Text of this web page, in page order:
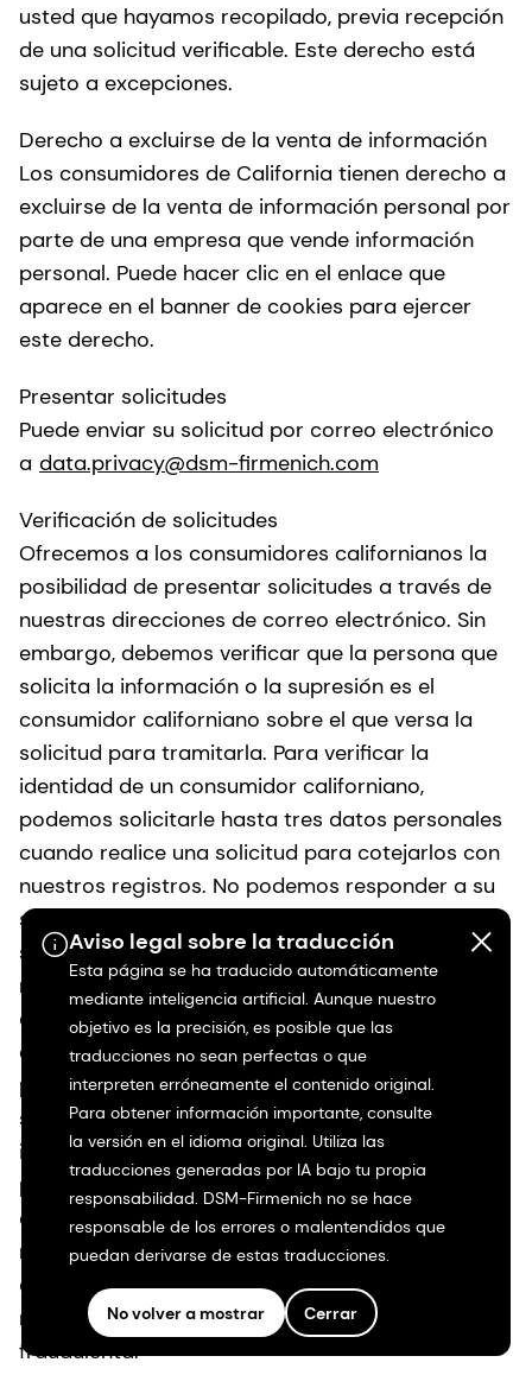
usted que hayamos recopilado, previa recepción
de una solicitud verificable. Este derecho está
sujeto a excepciones.
Derecho a excluirse de la venta de información
Los consumidores de California tienen derecho a
excluirse de la venta de información personal por
parte de una empresa que vende información
personal. Puede hacer clic en el enlace que
aparece en el banner de cookies para ejercer
este derecho.
Presentar solicitudes
Puede enviar su solicitud por correo electrónico
a data.privacy@dsm-firmenich.com
Verificación de solicitudes
Ofrecemos a los consumidores californianos la
posibilidad de presentar solicitudes a través de
nuestras direcciones de correo electrónico. Sin
embargo, debemos verificar que la persona que
solicita la información o la supresión es el
consumidor californiano sobre el que versa la
solicitud para tramitarla. Para verificar la
identidad de un consumidor californiano,
podemos solicitarle hasta tres datos personales
cuando realice una solicitud para cotejarlos con
nuestros registros. No podemos responder a su
solicitud ni proporcionarle información personal
si no podemos verificar su identidad. Para
realizar una solicitud verificable como
consumidor no es necesario que cree una cuenta
con nosotros. Sólo utilizaremos la información
personal facilitada en su solicitud para verificar
su identidad y eliminaremos cualquier
información que nos proporcione después de
procesar la solicitud. dsm-firmenich se reserva el
derecho a tomar las medidas adicionales
necesarias para verificar la identidad de los
consumidores californianos cuando tengamos
motivos para creer que una solicitud es
fraudulenta.
Aviso legal sobre la traducción
Esta página se ha traducido automáticamente
mediante inteligencia artificial. Aunque nuestro
objetivo es la precisión, es posible que las
traducciones no sean perfectas o que
interpreten erróneamente el contenido original.
Para obtener información importante, consulte
la versión en el idioma original. Utiliza las
traducciones generadas por IA bajo tu propia
responsabilidad. DSM-Firmenich no se hace
responsable de los errores o malentendidos que
puedan derivarse de estas traducciones.
No volver a mostrar Cerrar